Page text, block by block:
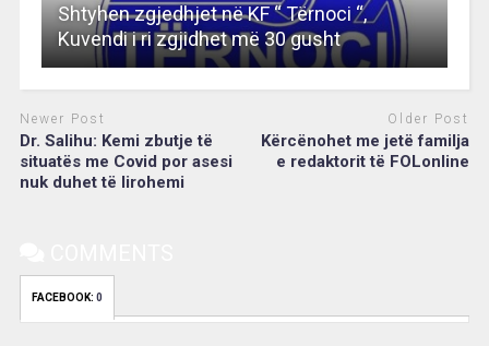
Shtyhen zgjedhjet në KF “ Tërnoci “,
Kuvendi i ri zgjidhet më 30 gusht
Newer Post
Dr. Salihu: Kemi zbutje të
situatës me Covid por asesi
nuk duhet të lirohemi
Older Post
Kërcënohet me jetë familja
e redaktorit të FOLonline
FACEBOOK: 0